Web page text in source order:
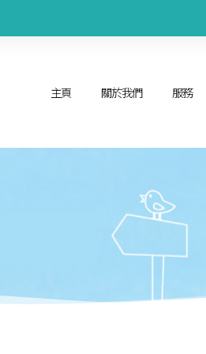
主頁 關於我們 服務